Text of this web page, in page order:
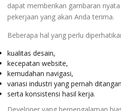
dapat memberikan gambaran
pekerjaan yang akan Anda terima.
Beberapa hal yang perlu
kualitas desain,
kecepatan website,
kemudahan navigasi,
variasi industri yang pernah
serta konsistensi hasil kerja.